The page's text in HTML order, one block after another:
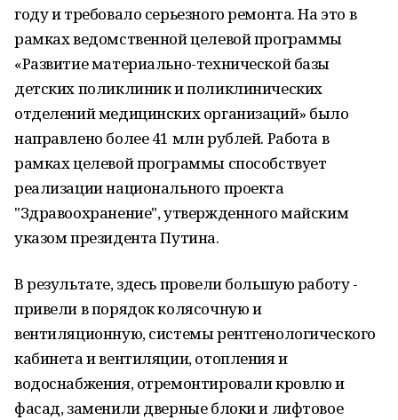
году и требовало серьезного ремонта. На это в
рамках ведомственной целевой программы
«Развитие материально-технической базы
детских поликлиник и поликлинических
отделений медицинских организаций» было
направлено более 41 млн рублей. Работа в
рамках целевой программы способствует
реализации национального проекта
"Здравоохранение", утвержденного майским
указом президента Путина.
В результате, здесь провели большую работу -
привели в порядок колясочную и
вентиляционную, системы рентгенологического
кабинета и вентиляции, отопления и
водоснабжения, отремонтировали кровлю и
фасад, заменили дверные блоки и лифтовое